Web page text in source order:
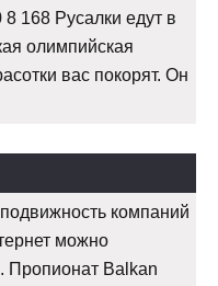
168 Русалки едут в
олимпийская
вас покорят. Он
компаний
можно
Пропионат Balkan